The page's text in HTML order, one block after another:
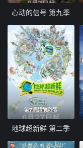
心动的信号 第九季
第7期超前彩蛋
地球超新鲜 第二季